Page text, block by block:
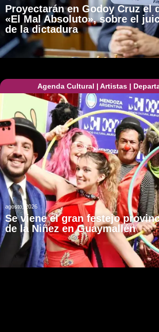
Proyectarán en Godoy Cruz el
«El Mal Absoluto», sobre el
de la dictadura
Agenda Cultural | Artistas |
agosto, 2026
Se viene el gran festejo
de la Niñez en Guaymallén